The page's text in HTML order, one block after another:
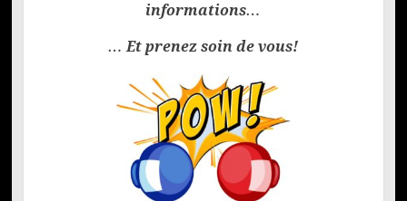
informations…
… Et prenez soin de vous!